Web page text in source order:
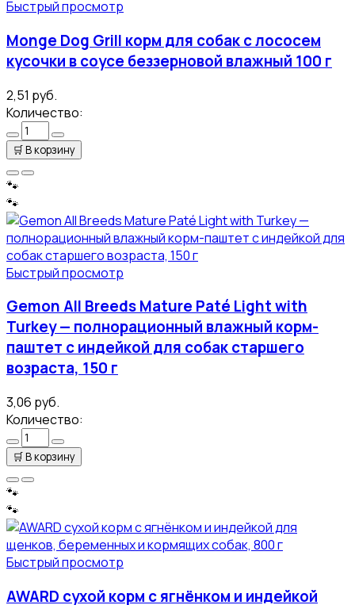
Быстрый просмотр
Monge Dog Grill корм для собак с лососем
кусочки в соусе беззерновой влажный 100 г
2,51 руб.
Количество:
🛒В корзину
🐾
🐾
Быстрый просмотр
Gemon All Breeds Mature Paté Light with
Turkey — полнорационный влажный корм-
паштет с индейкой для собак старшего
возраста, 150 г
3,06 руб.
Количество:
🛒В корзину
🐾
🐾
Быстрый просмотр
AWARD сухой корм с ягнёнком и индейкой